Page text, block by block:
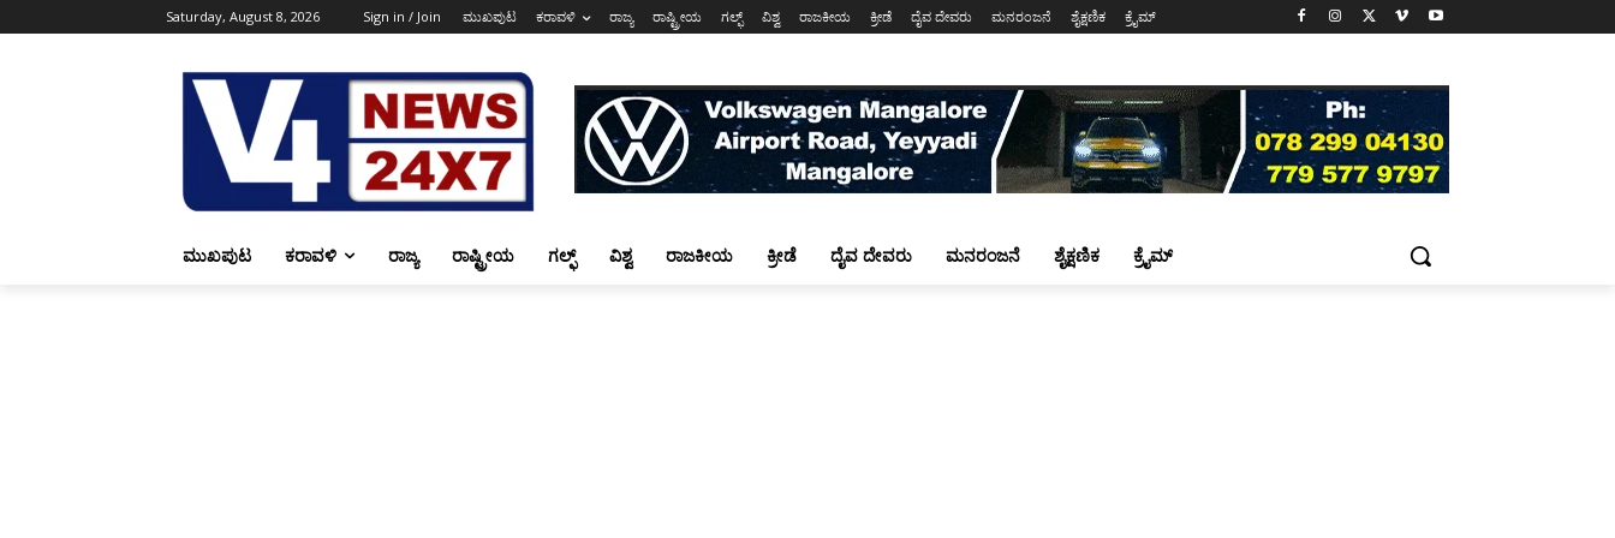
Saturday, August 8, 2026 Sign in / Join ಮುಖಪುಟ ಕರಾವಳಿ ರಾಜ್ಯ ರಾಷ್ಟ್ರೀಯ ಗಲ್ಫ್ ವಿಶ್ವ ರಾಜಕೀಯ ಕ್ರೀಡೆ ದೈವ ದೇವರು ಮನರಂಜನೆ ಶೈಕ್ಷಣಿಕ ಕ್ರೈಮ್
ಮುಖಪುಟ ಕರಾವಳಿ ರಾಜ್ಯ ರಾಷ್ಟ್ರೀಯ ಗಲ್ಫ್ ವಿಶ್ವ ರಾಜಕೀಯ ಕ್ರೀಡೆ ದೈವ ದೇವರು ಮನರಂಜನೆ ಶೈಕ್ಷಣಿಕ ಕ್ರೈಮ್